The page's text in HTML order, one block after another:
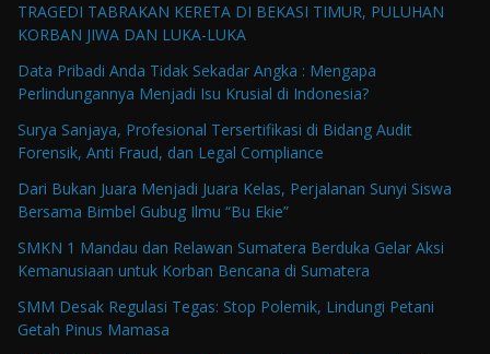
TRAGEDI TABRAKAN KERETA DI BEKASI TIMUR, PULUHAN
KORBAN JIWA DAN LUKA-LUKA
Data Pribadi Anda Tidak Sekadar Angka : Mengapa
Perlindungannya Menjadi Isu Krusial di Indonesia?
Surya Sanjaya, Profesional Tersertifikasi di Bidang Audit
Forensik, Anti Fraud, dan Legal Compliance
Dari Bukan Juara Menjadi Juara Kelas, Perjalanan Sunyi Siswa
Bersama Bimbel Gubug Ilmu “Bu Ekie”
SMKN 1 Mandau dan Relawan Sumatera Berduka Gelar Aksi
Kemanusiaan untuk Korban Bencana di Sumatera
SMM Desak Regulasi Tegas: Stop Polemik, Lindungi Petani
Getah Pinus Mamasa